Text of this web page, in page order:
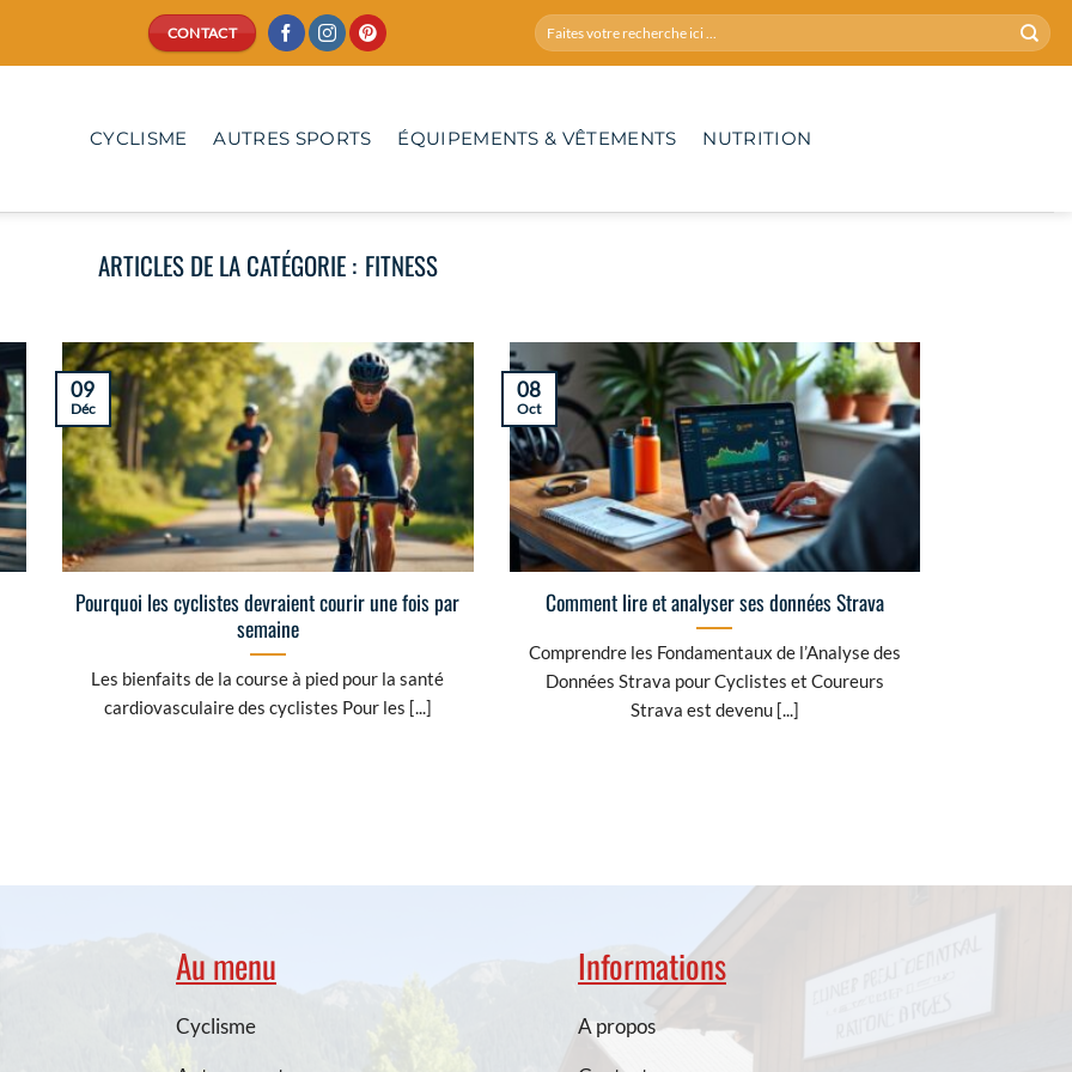
CONTACT
CYCLISME AUTRES SPORTS ÉQUIPEMENTS & VÊTEMENTS NUTRITION
FITNESS
Pourquoi les cyclistes devraient courir une fois par
semaine
Les bienfaits de la course à pied pour la santé
cardiovasculaire des cyclistes Pour les [...]
09
Déc
Comment lire et analyser ses données Strava
Comprendre les Fondamentaux de l’Analyse des
Données Strava pour Cyclistes et Coureurs
Strava est devenu [...]
08
Oct
Au menu
Cyclisme
Informations
A propos